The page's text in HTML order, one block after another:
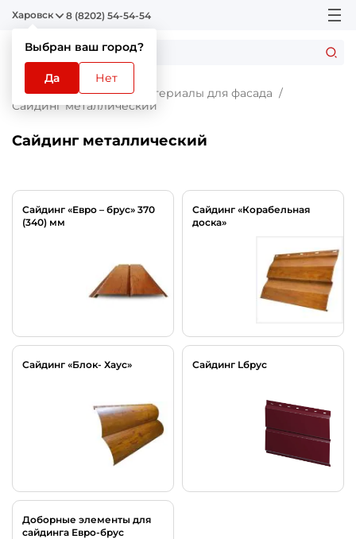
Харовск
Выбран ваш город?
Да Нет
8 (8202) 54-54-54
Главная Каталог
Материалы для фасада
Сайдинг металлический
Сайдинг металлический
Сайдинг «Евро – брус» 370
(340) мм
Сайдинг «Корабельная
доска»
Сайдинг «Блок- Хаус» Сайдинг Lбрус
Доборные элементы для
сайдинга Евро-брус